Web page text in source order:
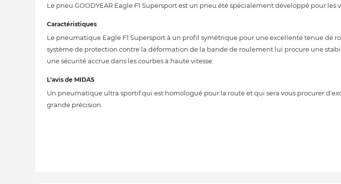
Le pneu GOODYEAR Eagle F1 Supersport est un pneu été spécialement développé pour les
Caractéristiques
Le pneumatique Eagle F1 Supersport à un profil symétrique pour une excellente tenue de
système de protection contre la déformation de la bande de roulement lui procure une
une sécurité accrue dans les courbes à haute vitesse.
L'avis de MIDAS
Un pneumatique ultra sportif qui est homologué pour la route et qui sera vous procurer
grande précision.